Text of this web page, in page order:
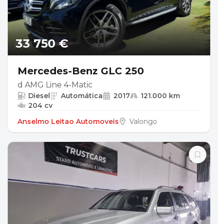
33 750 €
Mercedes-Benz GLC 250
d AMG Line 4-Matic
Diesel Automática 2017
121.000 km
204 cv
Anselmo Leitao Automoveis
Valongo